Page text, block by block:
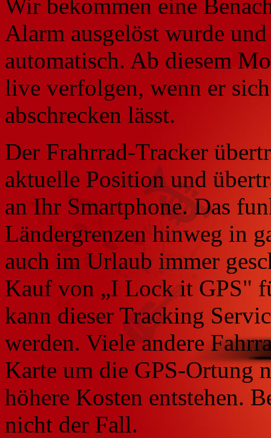
Wir bekommen eine
Alarm ausgelöst wurde
automatisch. Ab diesem
live verfolgen, wenn er
abschrecken lässt.
Der Frahrrad-Tracker
aktuelle Position und
an Ihr Smartphone. Das
Ländergrenzen hinweg in
auch im Urlaub immer
Kauf von „I Lock it GPS"
kann dieser Tracking
werden. Viele andere
Karte um die GPS-Ortung
höhere Kosten entstehen.
nicht der Fall.